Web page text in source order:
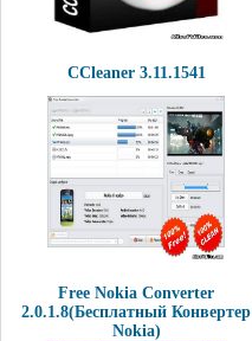
CCleaner 3.11.1541
Free Nokia Converter
2.0.1.8(Бесплатный Конвертер
Nokia)